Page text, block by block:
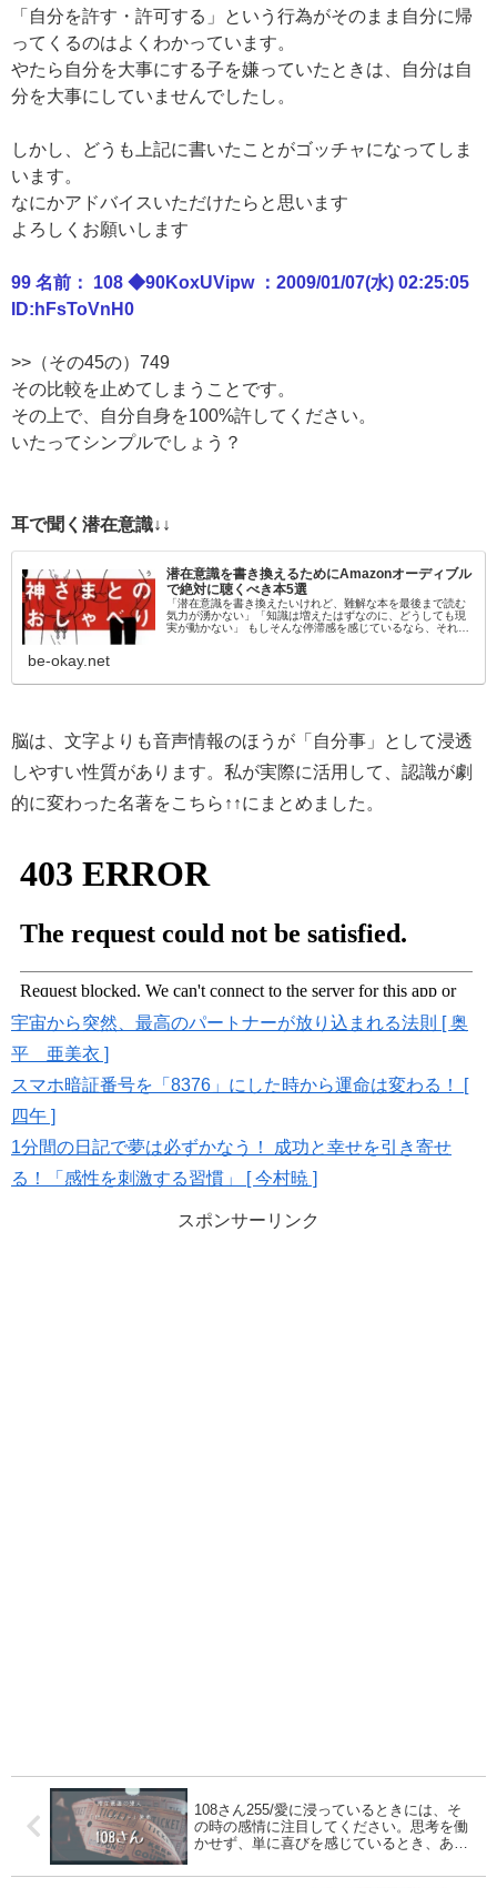
「自分を許す・許可する」という行為がそのまま自分に帰
ってくるのはよくわかっています。
やたら自分を大事にする子を嫌っていたときは、自分は自
分を大事にしていませんでしたし。
しかし、どうも上記に書いたことがゴッチャになってしま
います。
なにかアドバイスいただけたらと思います
よろしくお願いします
99 名前： 108 ◆90KoxUVipw ：2009/01/07(水) 02:25:05
ID:hFsToVnH0
>>（その45の）749
その比較を止めてしまうことです。
その上で、自分自身を100%許してください。
いたってシンプルでしょう？
耳で聞く潜在意識↓↓
潜在意識を書き換えるためにAmazonオーディブル
で絶対に聴くべき本5選
「潜在意識を書き換えたいけれど、難解な本を最後まで読む
気力が湧かない」「知識は増えたはずなのに、どうしても現
実が動かない」 もしそんな停滞感を感じているなら、それは
be-okay.net
脳は、文字よりも音声情報のほうが「自分事」として浸透
しやすい性質があります。私が実際に活用して、認識が劇
的に変わった名著をこちら↑↑にまとめました。
宇宙から突然、最高のパートナーが放り込まれる法則 [ 奥
平 亜美衣 ]
スマホ暗証番号を「8376」にした時から運命は変わる！ [
四午 ]
1分間の日記で夢は必ずかなう！ 成功と幸せを引き寄せ
る！「感性を刺激する習慣」 [ 今村暁 ]
スポンサーリンク
108さん255/愛に浸っているときには、そ
の時の感情に注目してください。思考を働
かせず、単に喜びを感じているとき、あな